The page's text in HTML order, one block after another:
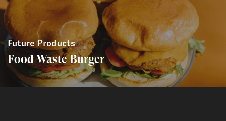
Future Products
Food Waste Burger